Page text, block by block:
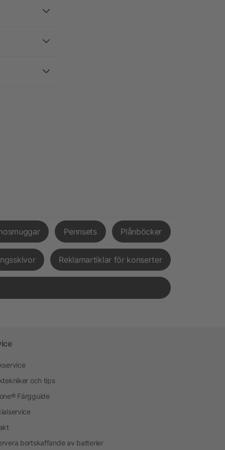
Pennsets Plånböcker
Reklamartiklar för konserter
och tips
Färgguide
bortskaffande av batterier